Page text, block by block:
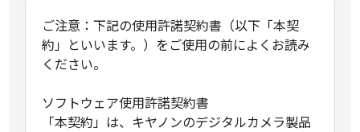
ご注意：下記の使用許諾契約書（以下「本契
約」といいます。）をご使用の前によくお読み
ください。
ソフトウェア使用許諾契約書
「本契約」は、キヤノンのデジタルカメラ製品